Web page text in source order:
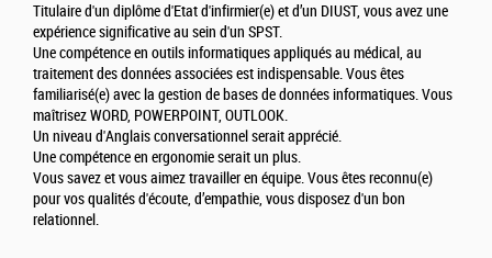
Titulaire d'un diplôme d'Etat d'infirmier(e) et d’un DIUST, vous avez une
expérience significative au sein d'un SPST.
Une compétence en outils informatiques appliqués au médical, au
traitement des données associées est indispensable. Vous êtes
familiarisé(e) avec la gestion de bases de données informatiques. Vous
maîtrisez WORD, POWERPOINT, OUTLOOK.
Un niveau d'Anglais conversationnel serait apprécié.
Une compétence en ergonomie serait un plus.
Vous savez et vous aimez travailler en équipe. Vous êtes reconnu(e)
pour vos qualités d'écoute, d’empathie, vous disposez d'un bon
relationnel.